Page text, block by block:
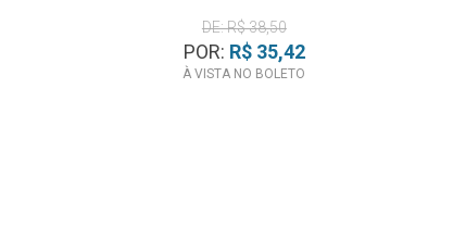
DE: R$ 38,50
POR: R$ 35,42
À VISTA NO BOLETO